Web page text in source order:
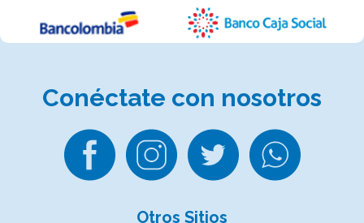
Conéctate con nosotros
Otros Sitios